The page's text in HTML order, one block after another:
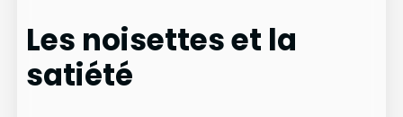
Les noisettes et la
satiété